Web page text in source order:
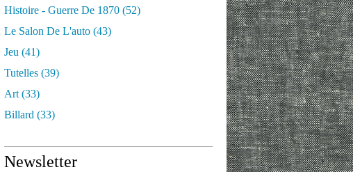
Histoire - Guerre De 1870 (52)
Le Salon De L'auto (43)
Jeu (41)
Tutelles (39)
Art (33)
Billard (33)
Newsletter